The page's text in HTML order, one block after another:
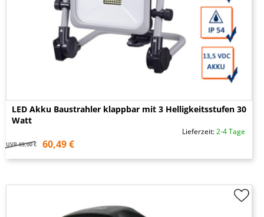
LED Akku Baustrahler klappbar mit 3 Helligkeitsstufen 30
Watt
Lieferzeit:2-4 Tage
UVP 69,00 € 60,49 €